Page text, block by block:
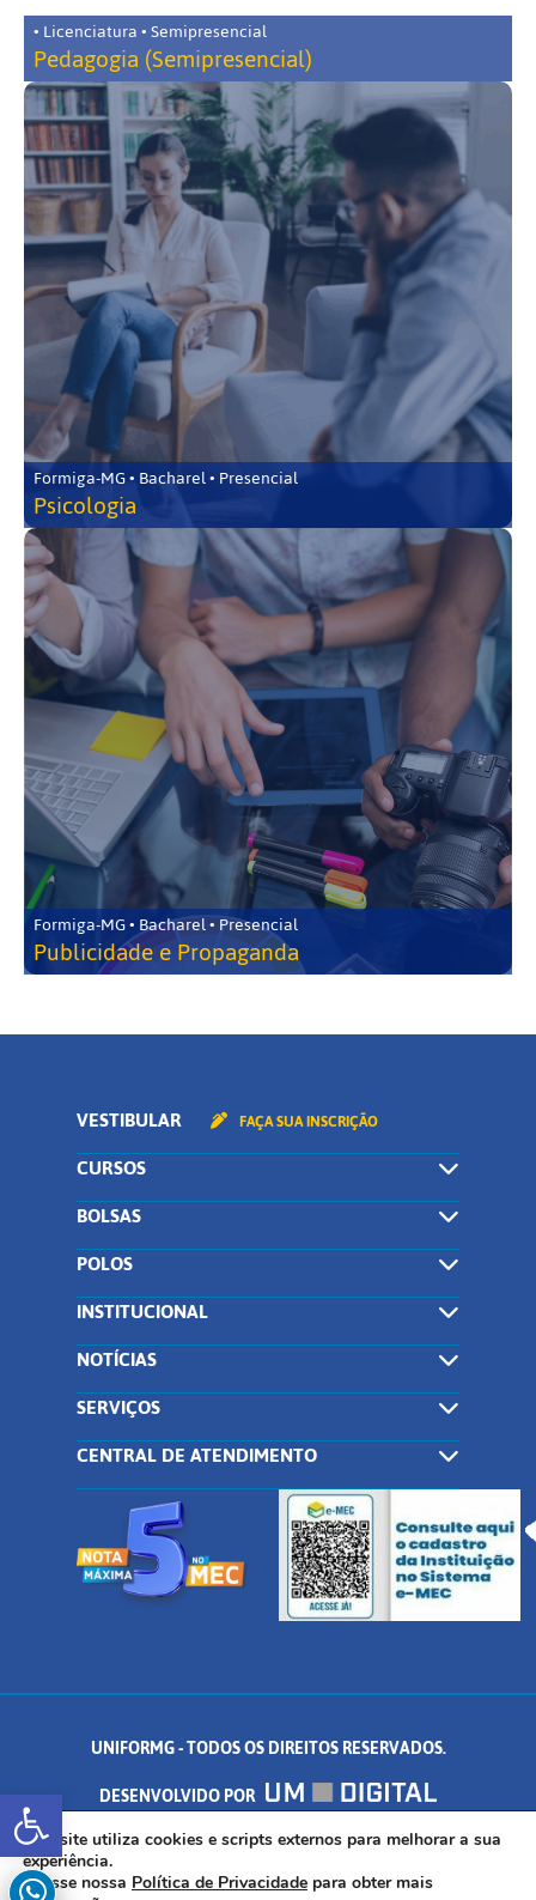
Abrir a barra de ferramentas
• Licenciatura • Semipresencial
Pedagogia (Semipresencial)
Formiga-MG • Bacharel • Presencial
Psicologia
Formiga-MG • Bacharel • Presencial
Publicidade e Propaganda
VESTIBULAR FAÇA SUA INSCRIÇÃO
CURSOS
BOLSAS
POLOS
INSTITUCIONAL
NOTÍCIAS
SERVIÇOS
CENTRAL DE ATENDIMENTO
UNIFORMG - TODOS OS DIREITOS RESERVADOS.
DESENVOLVIDO POR
AV. DR. ARNALDO DE SENNA, 328 - PALMEIRAS, FORMIGA/MG - CEP:
35.574.530
Este site utiliza cookies e scripts externos para melhorar a sua
experiência.
Acesse nossa Política de Privacidade para obter mais